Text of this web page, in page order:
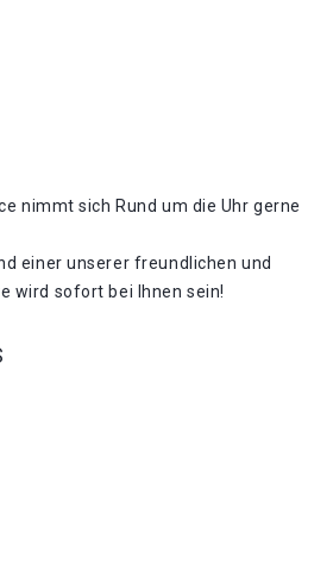
nimmt sich Rund um die Uhr gerne
einer unserer freundlichen und
wird sofort bei Ihnen sein!